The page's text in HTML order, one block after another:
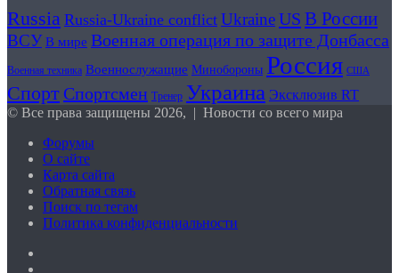
получили
нейтральный
нокаутировал
Межиева
и
бросил
Немкову,
Молдавский
уступил
PFL
Russia Russia-Ukraine conflict UkraineUS В России
ВСУ В мире Военная операция по защите Донбасса
Военная техника Военнослужащие Минобороны Россия США
СпортСпортсмен Тренер Украина Эксклюзив RT
© Все права защищены 2026, | Новости со всего мира
Форумы
О сайте
Карта сайта
Обратная связь
Поиск по тегам
Политика конфиденциальности